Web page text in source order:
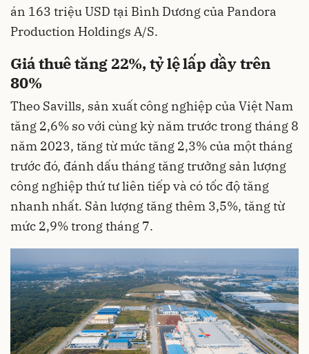
án 163 triệu USD tại Bình Dương của Pandora
Production Holdings A/S.
Giá thuê tăng 22%, tỷ lệ lấp đầy trên
80%
Theo Savills, sản xuất công nghiệp của Việt Nam
tăng 2,6% so với cùng kỳ năm trước trong tháng 8
năm 2023, tăng từ mức tăng 2,3% của một tháng
trước đó, đánh dấu tháng tăng trưởng sản lượng
công nghiệp thứ tư liên tiếp và có tốc độ tăng
nhanh nhất. Sản lượng tăng thêm 3,5%, tăng từ
mức 2,9% trong tháng 7.